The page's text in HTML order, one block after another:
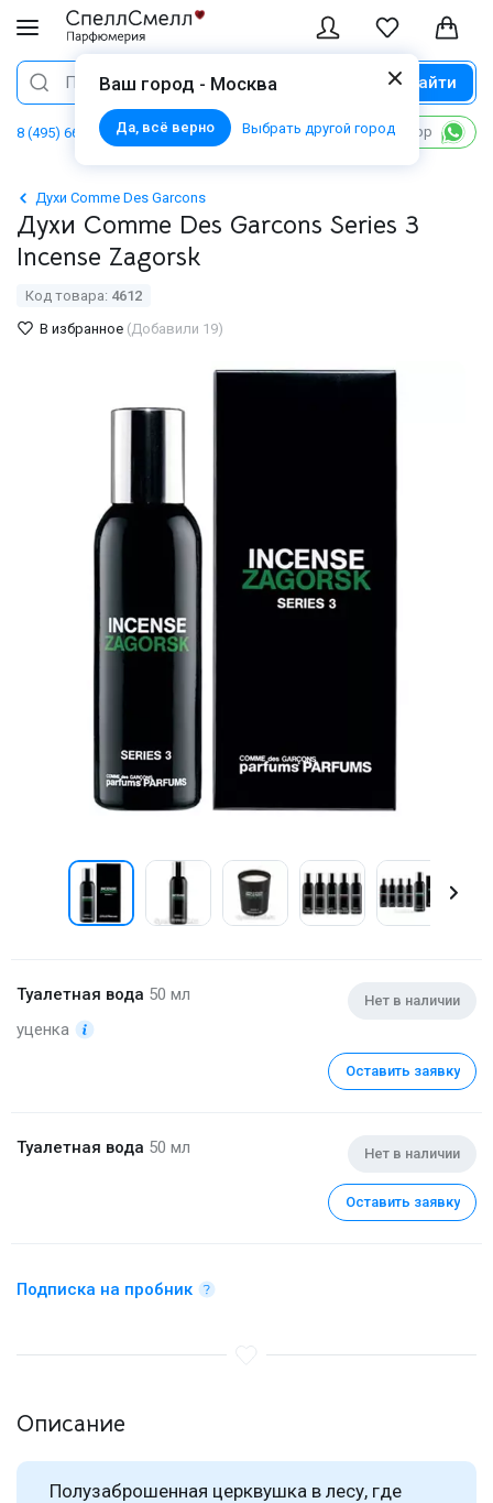
Ваш город - Москва
Да, всё верно Выбрать другой город
Поиск Найти
8 (495) 668 06 02 Написать в WhatsApp
Духи Comme Des Garcons
Духи Comme Des Garcons Series 3
Incense Zagorsk
Код товара: 4612
В избранное (Добавили 19)
Туалетная вода 50 мл
уценка
Нет в наличии
Оставить заявку
Туалетная вода 50 мл Нет в наличии
Оставить заявку
Подписка на пробник
Описание
Полузаброшенная церквушка в лесу, где